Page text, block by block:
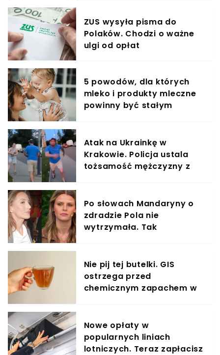
ZUS wysyła pisma do
Polaków. Chodzi o ważne
ulgi od opłat
5 powodów, dla których
mleko i produkty mleczne
powinny być stałym
Atak na Ukrainkę w
Krakowie. Policja ustala
tożsamość mężczyzny z
Po słowach Mandaryny o
zdradzie Pola nie
wytrzymała. Tak
Nie pij tej butelki. GIS
ostrzega przed
chemicznym zapachem w
Nowe opłaty w
popularnych liniach
lotniczych. Teraz zapłacisz